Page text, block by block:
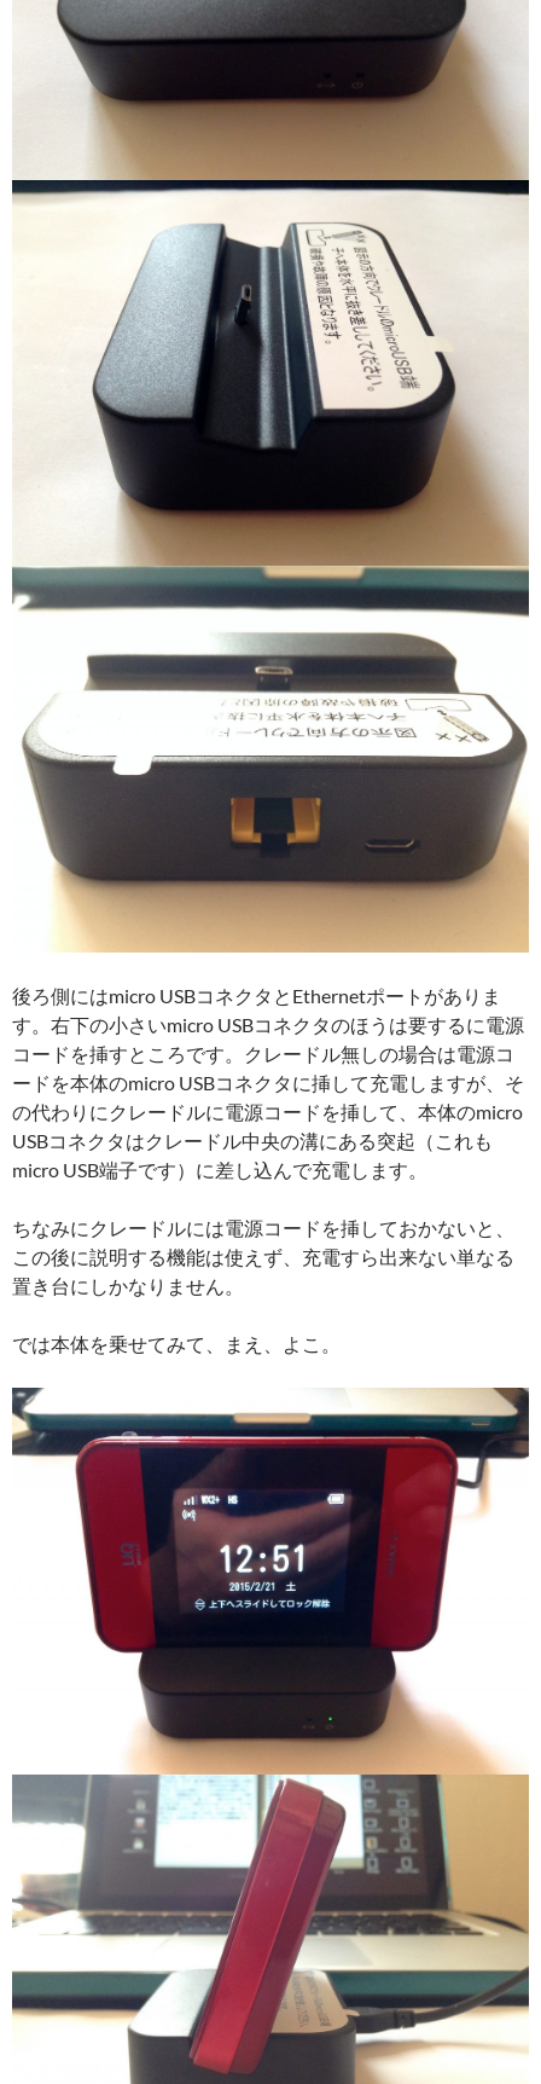
後ろ側にはmicro USBコネクタとEthernetポートがありま
す。右下の小さいmicro USBコネクタのほうは要するに電源
コードを挿すところです。クレードル無しの場合は電源コ
ードを本体のmicro USBコネクタに挿して充電しますが、そ
の代わりにクレードルに電源コードを挿して、本体のmicro
USBコネクタはクレードル中央の溝にある突起（これも
micro USB端子です）に差し込んで充電します。
ちなみにクレードルには電源コードを挿しておかないと、
この後に説明する機能は使えず、充電すら出来ない単なる
置き台にしかなりません。
では本体を乗せてみて、まえ、よこ。